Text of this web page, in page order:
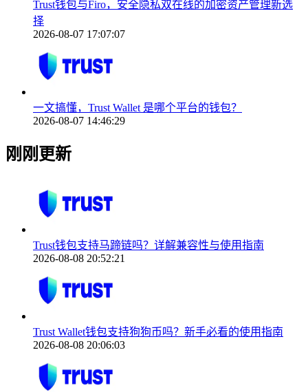
Trust钱包与Firo，安全隐私双在线的加密资产管理新选
择
2026-08-07 17:07:07
一文搞懂，Trust Wallet 是哪个平台的钱包？
2026-08-07 14:46:29
刚刚更新
Trust钱包支持马蹄链吗？详解兼容性与使用指南
2026-08-08 20:52:21
Trust Wallet钱包支持狗狗币吗？新手必看的使用指南
2026-08-08 20:06:03